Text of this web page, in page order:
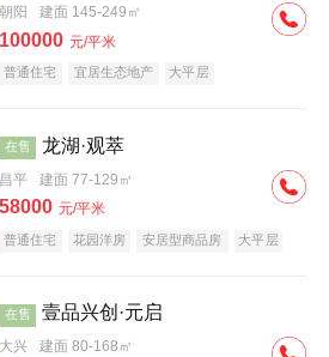
朝阳 建面 145-249㎡
100000 元/平米
普通住宅 宜居生态地产 大平层
在售 龙湖·观萃
昌平 建面 77-129㎡
58000 元/平米
普通住宅 花园洋房 安居型商品房
大平层
在售 壹品兴创·元启
大兴 建面 80-168㎡